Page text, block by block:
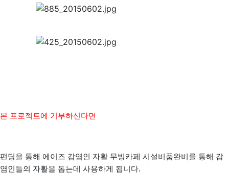
본 프로젝트에 기부하신다면
펀딩을 통해 에이즈 감염인 자활 무빙카페 시설비품완비를 통해 감
염인들의 자활을 돕는데 사용하게 됩니다.